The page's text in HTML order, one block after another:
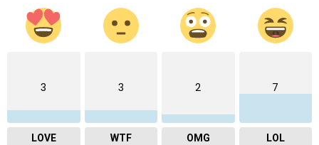
3
LOVE
3
WTF
2
OMG
7
LOL